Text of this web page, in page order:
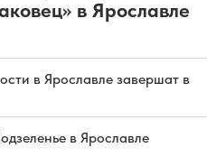
в Ярославле
в Ярославле завершат в
в Ярославле